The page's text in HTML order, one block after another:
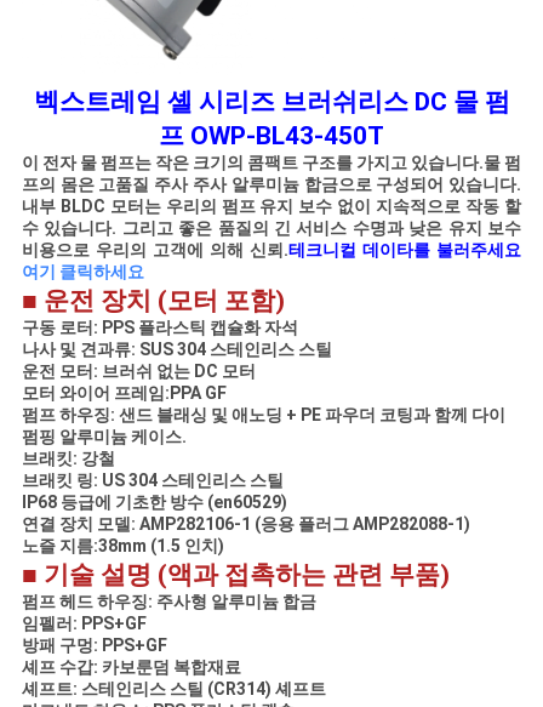
적
요
청
사
이
트
맵
개
인
정
보
벡스트레임 셸 시리즈 브러쉬리스 DC 물 펌
프 OWP-BL43-450T
이 전자 물 펌프는 작은 크기의 콤팩트 구조를 가지고 있습니다.물 펌
프의 몸은 고품질 주사 주사 알루미늄 합금으로 구성되어 있습니다.
내부 BLDC 모터는 우리의 펌프 유지 보수 없이 지속적으로 작동 할
수 있습니다. 그리고 좋은 품질의 긴 서비스 수명과 낮은 유지 보수
비용으로 우리의 고객에 의해 신뢰.테크니컬 데이타를 불러주세요
여기 클릭하세요
■ 운전 장치 (모터 포함)
구동 로터: PPS 플라스틱 캡슐화 자석
나사 및 견과류: SUS 304 스테인리스 스틸
운전 모터: 브러쉬 없는 DC 모터
모터 와이어 프레임:PPA GF
펌프 하우징: 샌드 블래싱 및 애노딩 + PE 파우더 코팅과 함께 다이
펌핑 알루미늄 케이스.
브래킷: 강철
브래킷 링: US 304 스테인리스 스틸
IP68 등급에 기초한 방수 (en60529)
연결 장치 모델: AMP282106-1 (응용 플러그 AMP282088-1)
노즐 지름:38mm (1.5 인치)
■ 기술 설명 (액과 접촉하는 관련 부품)
펌프 헤드 하우징: 주사형 알루미늄 합금
임펠러: PPS+GF
방패 구멍: PPS+GF
셰프 수갑: 카보룬덤 복합재료
셰프트: 스테인리스 스틸 (CR314) 셰프트